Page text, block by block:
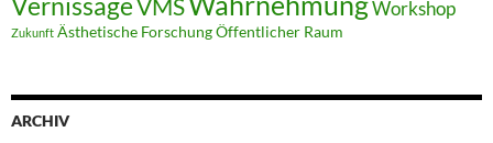
VMS Workshop
Zukunft Ästhetische ForschungÖffentlicher Raum
ARCHIV